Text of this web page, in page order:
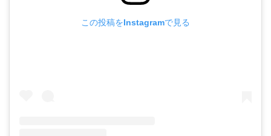
この投稿をInstagramで見る